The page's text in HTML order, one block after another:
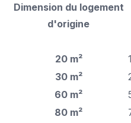
Dimension du logement
d'origine
20 m²
30 m²
60 m²
80 m²